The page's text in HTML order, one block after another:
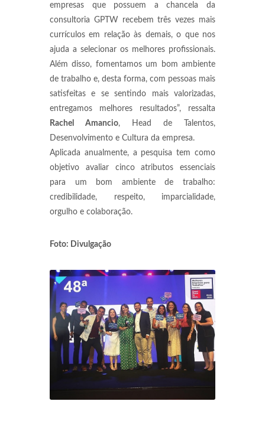
empresas que possuem a chancela da
consultoria GPTW recebem três vezes mais
currículos em relação às demais, o que nos
ajuda a selecionar os melhores profissionais.
Além disso, fomentamos um bom ambiente
de trabalho e, desta forma, com pessoas mais
satisfeitas e se sentindo mais valorizadas,
entregamos melhores resultados”, ressalta
Rachel Amancio, Head de Talentos,
Desenvolvimento e Cultura da empresa.
Aplicada anualmente, a pesquisa tem como
objetivo avaliar cinco atributos essenciais
para um bom ambiente de trabalho:
credibilidade, respeito, imparcialidade,
orgulho e colaboração.
Foto: Divulgação